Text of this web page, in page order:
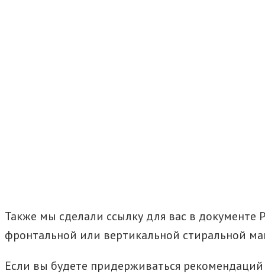
Также мы сделали ссылку для вас в документе
фронтальной или вертикальной стиральной
Если вы будете придерживаться